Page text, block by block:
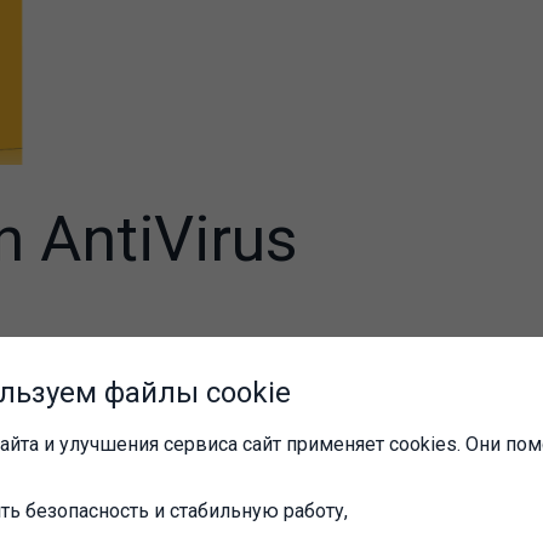
AntiVirus
свободно подключаться к
информацией, зная, что пять
Нортон™ Антивирус смогут
и программы-шпионы.
Русский
файлы cookie
и улучшения сервиса сайт применяет cookies. Они
безопасность и стабильную работу,